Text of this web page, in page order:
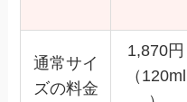
通常サイ
ズの料金
1,870円
（120ml